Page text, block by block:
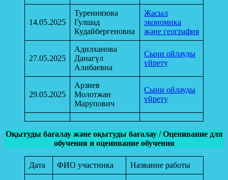
14.05.2025
Турениязова
Гулшад
Кудайбергеновна
Жасыл
экономика
және география
27.05.2025
Адилханова
Данагүл
Алибаевна
Сыни ойлауды
үйрету
29.05.2025
Арзиев
Молотжан
Марупович
Сыни ойлауды
үйрету
Оқытуды бағалау және оқытуды бағалау / Оценивание для
обучения и оценивание обучения
Дата ФИО участника Название работы